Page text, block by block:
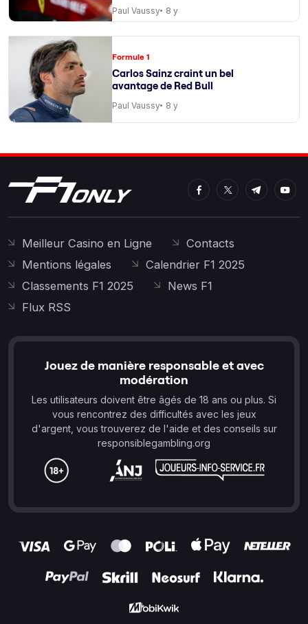
Paul Vaussy 8 y
Formule 1
Carlos Sainz craint un bel
avantage de Red Bull
Paul Vaussy 8 y
Meilleur Casino en Ligne
Contacts
Mentions légales
Calendrier F1 2025
Classements F1 2025
News F1
Flux RSS
Jouez de manière responsable et avec
modération
Les utilisateurs doivent être âgés de 18 ans ou plus. Si
vous rencontrez des difficultés avec les jeux
d'argent, vous trouverez de l'aide et des conseils sur
responsiblegambling.org